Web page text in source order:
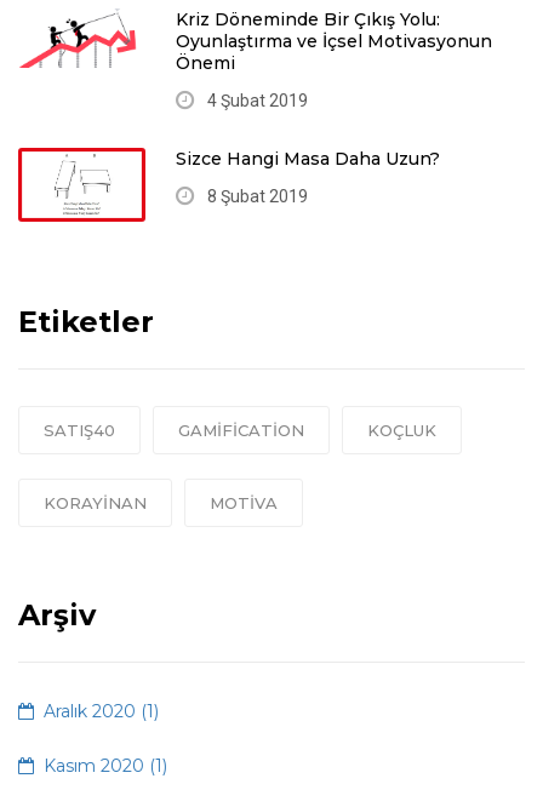
Kriz Döneminde Bir Çıkış Yolu:
Oyunlaştırma ve İçsel Motivasyonun
Önemi
4 Şubat 2019
Sizce Hangi Masa Daha Uzun?
8 Şubat 2019
Etiketler
SATIŞ40 GAMIFICATION KOÇLUK
KORAYINAN MOTIVA
Arşiv
Aralık 2020 (1)
Kasım 2020 (1)